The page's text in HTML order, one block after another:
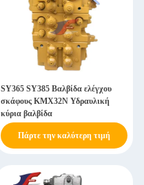
SY365 SY385 Βαλβίδα ελέγχου
σκάφους KMX32N Υδραυλική
κύρια βαλβίδα
Πάρτε την καλύτερη τιμή